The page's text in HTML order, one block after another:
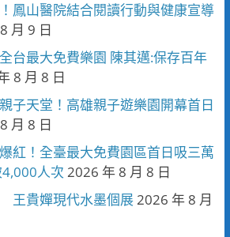
鳳山醫院結合閱讀行動與健康宣導
月 9 日
台最大免費樂園 陳其邁:保存百年
8 月 8 日
子天堂！高雄親子遊樂園開幕首日
月 8 日
紅！全臺最大免費園區首日吸三萬
人次 2026 年 8 月 8 日
王貴嬋現代水墨個展2026 年 8 月